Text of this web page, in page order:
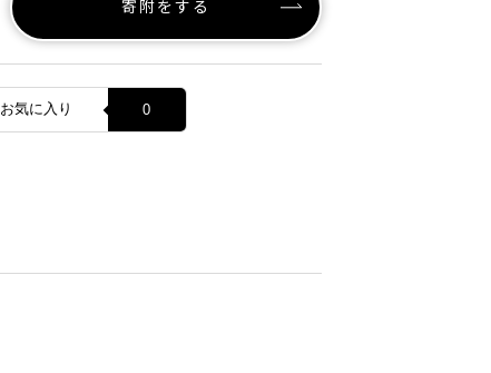
寄附をする
お気に入り 0